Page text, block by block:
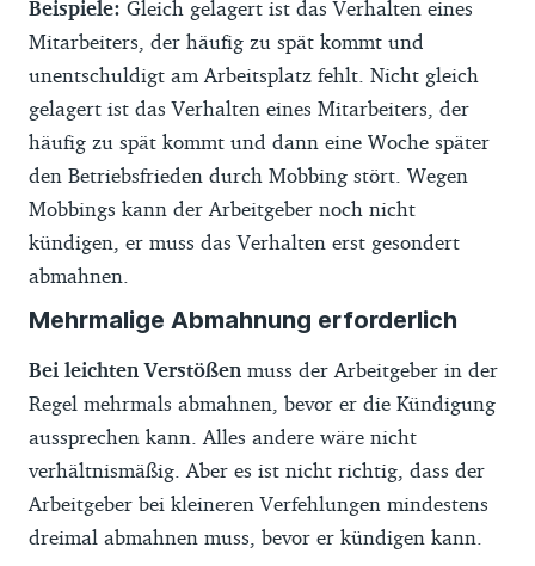
Beispiele: Gleich gelagert ist das Verhalten eines
Mitarbeiters, der häufig zu spät kommt und
unentschuldigt am Arbeitsplatz fehlt. Nicht gleich
gelagert ist das Verhalten eines Mitarbeiters, der
häufig zu spät kommt und dann eine Woche später
den Betriebsfrieden durch Mobbing stört. Wegen
Mobbings kann der Arbeitgeber noch nicht
kündigen, er muss das Verhalten erst gesondert
abmahnen.
Mehrmalige Abmahnung erforderlich
Bei leichten Verstößen muss der Arbeitgeber in der
Regel mehrmals abmahnen, bevor er die Kündigung
aussprechen kann. Alles andere wäre nicht
verhältnismäßig. Aber es ist nicht richtig, dass der
Arbeitgeber bei kleineren Verfehlungen mindestens
dreimal abmahnen muss, bevor er kündigen kann.